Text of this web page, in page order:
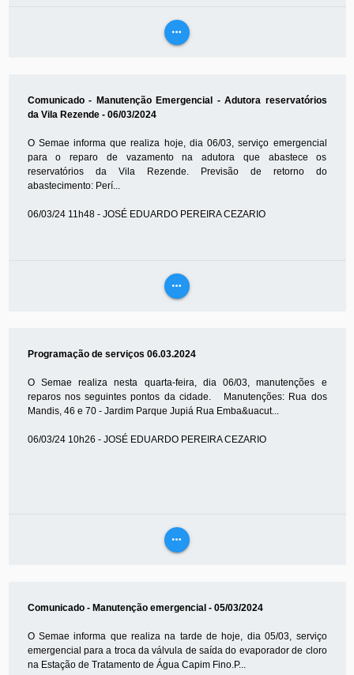
more_horiz
Comunicado - Manutenção Emergencial - Adutora reservatórios
da Vila Rezende - 06/03/2024
O Semae informa que realiza hoje, dia 06/03, serviço emergencial
para o reparo de vazamento na adutora que abastece os
reservatórios da Vila Rezende. Previsão de retorno do
abastecimento: Perí...
06/03/24 11h48 - JOSÉ EDUARDO PEREIRA CEZARIO
more_horiz
Programação de serviços 06.03.2024
O Semae realiza nesta quarta-feira, dia 06/03, manutenções e
reparos nos seguintes pontos da cidade. Manutenções: Rua dos
Mandis, 46 e 70 - Jardim Parque Jupiá Rua Emba&uacut...
06/03/24 10h26 - JOSÉ EDUARDO PEREIRA CEZARIO
more_horiz
Comunicado - Manutenção emergencial - 05/03/2024
O Semae informa que realiza na tarde de hoje, dia 05/03, serviço
emergencial para a troca da válvula de saída do evaporador de cloro
na Estação de Tratamento de Água Capim Fino.P...